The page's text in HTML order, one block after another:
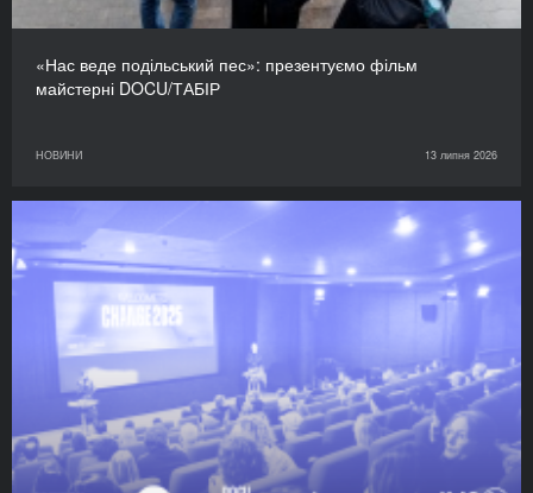
«Нас веде подільський пес»: презентуємо фільм
майстерні DOCU/ТАБІР
НОВИНИ 13 липня 2026